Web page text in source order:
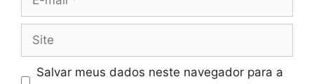
mail
Salvar meus dados neste navegador para a